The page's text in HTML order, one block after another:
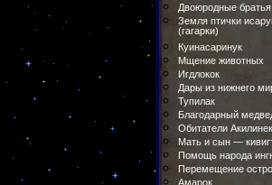
Двоюродные братья
Земля птички
(гагарки)
Куинасаринук
Мщение животных
Игдлокок
Дары из нижнего
Тупилак
Благодарный
Обитатели
Мать и сын —
Помощь народа
Перемещение
Амарок